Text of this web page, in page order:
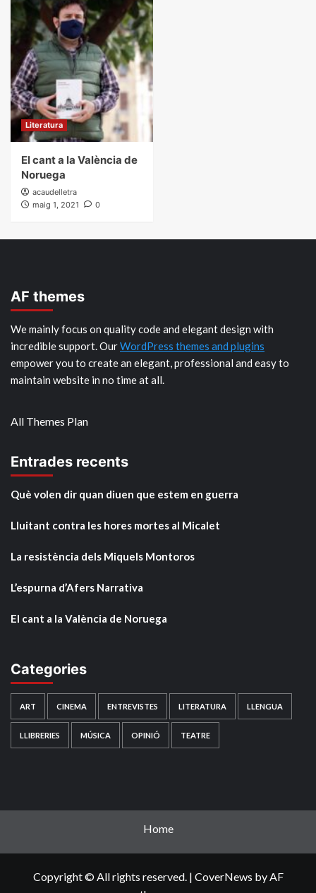
Literatura
El cant a la València de
Noruega
acaudelletra
maig 1, 2021
0
AF themes
We mainly focus on quality code and elegant design with
incredible support. OurWordPress themes and plugins
empower you to create an elegant, professional and easy to
maintain website in no time at all.
All Themes Plan
Entrades recents
Què volen dir quan diuen que estem en guerra
Lluitant contra les hores mortes al Micalet
La resistència dels Miquels Montoros
L’espurna d’Afers Narrativa
El cant a la València de Noruega
Categories
ART CINEMA ENTREVISTES LITERATURA LLENGUA
LLIBRERIES MÚSICA OPINIÓ TEATRE
Home
Copyright © All rights reserved. | CoverNews by AF